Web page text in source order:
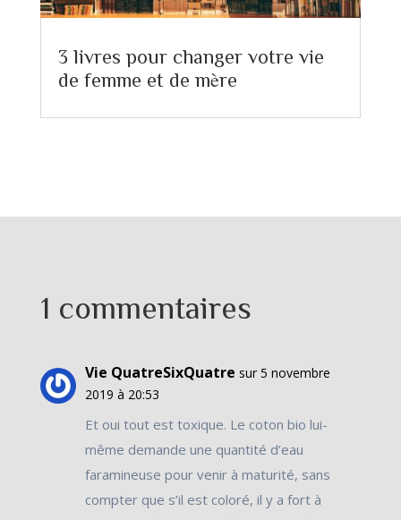
3 livres pour changer votre vie
de femme et de mère
1 commentaires
Vie QuatreSixQuatre sur 5 novembre
2019 à 20:53
Et oui tout est toxique. Le coton bio lui-
même demande une quantité d’eau
faramineuse pour venir à maturité, sans
compter que s’il est coloré, il y a fort à